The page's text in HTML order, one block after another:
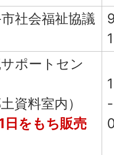
社会福祉協議
ポートセン
資料室内）
をもち販売